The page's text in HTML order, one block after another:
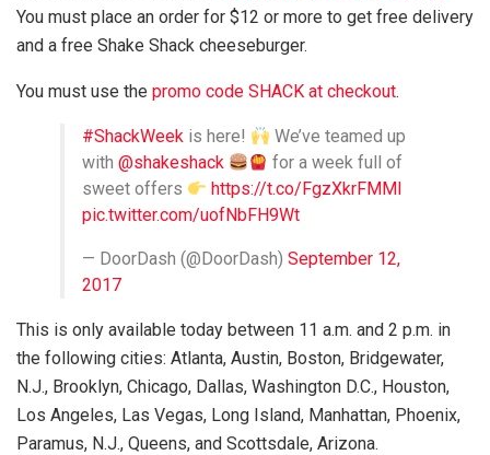
You must place an order for $12 or more to get free delivery
and a free Shake Shack cheeseburger.
You must use the promo code SHACK at checkout.
#ShackWeek is here!
We’ve teamed up
with @shakeshack
for a week full of
sweet offers
https://t.co/FgzXkrFMMl
pic.twitter.com/uofNbFH9Wt
— DoorDash (@DoorDash) September 12,
2017
This is only available today between 11 a.m. and 2 p.m. in
the following cities: Atlanta, Austin, Boston, Bridgewater,
N.J., Brooklyn, Chicago, Dallas, Washington D.C., Houston,
Los Angeles, Las Vegas, Long Island, Manhattan, Phoenix,
Paramus, N.J., Queens, and Scottsdale, Arizona.